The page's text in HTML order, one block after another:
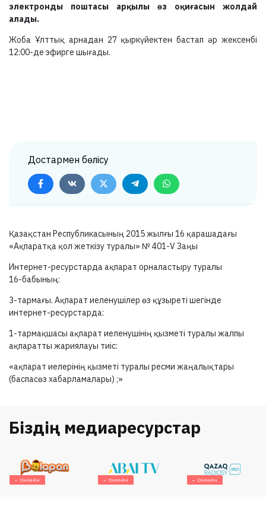
электронды поштасы арқылы өз оқиғасын жолдай
алады.
Жоба Ұлттық арнадан 27 қыркүйектен бастап әр жексенбі
12:00-де эфирге шығады.
Достармен бөлісу
Қазақстан Республикасының 2015 жылғы 16 қарашадағы
«Ақпаратқа қол жеткізу туралы» № 401-V Заңы
Интернет-ресурстарда ақпарат орналастыру туралы
16-бабының:
3-тармағы. Ақпарат иеленушілер өз құзыреті шегінде
интернет-ресурстарда:
1-тармақшасы ақпарат иеленушінің қызметі туралы жалпы
ақпаратты жариялауы тиіс:
«ақпарат иелерінің қызметі туралы ресми жаңалықтары
(баспасөз хабарламалары) ;»
Біздің медиаресурстар
Онлайн Онлайн Онлайн